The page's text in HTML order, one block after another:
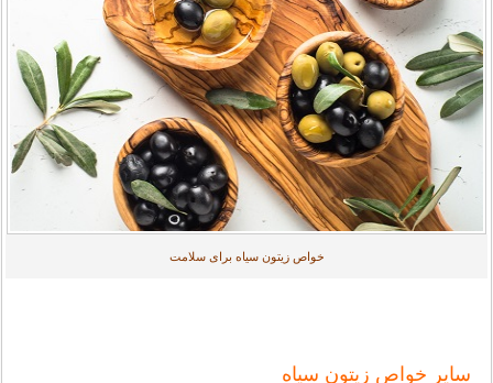
خواص زیتون سیاه برای سلامت
سایر خواص زیتون سیاه